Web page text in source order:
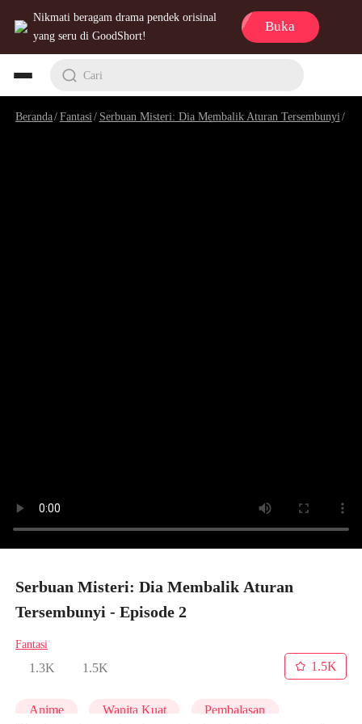
Nikmati beragam drama pendek orisinal
yang seru di GoodShort!
Buka
Cari
Beranda/Fantasi / Serbuan Misteri: Dia Membalik Aturan Tersembunyi/
Serbuan Misteri: Dia Membalik Aturan
Tersembunyi - Episode 2
Fantasi
1.3K 1.5K
1.5K
Anime Wanita Kuat Pembalasan